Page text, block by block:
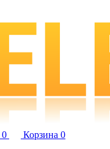
0 Корзина 0